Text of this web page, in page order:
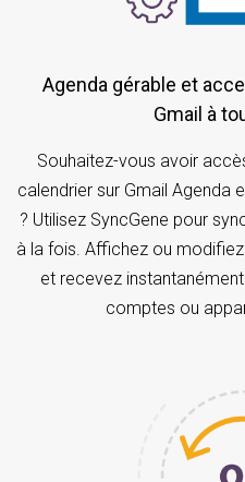
Agenda gérable et accessible sur votre agenda
Gmail à
Souhaitez-vous avoir
calendrier sur Gmail Agenda
? Utilisez SyncGene pour
à la fois. Affichez ou
et recevez
comptes ou